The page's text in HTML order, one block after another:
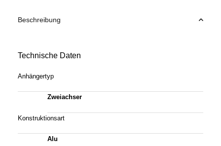
Beschreibung
Technische Daten
Anhängertyp
Zweiachser
Konstruktionsart
Alu